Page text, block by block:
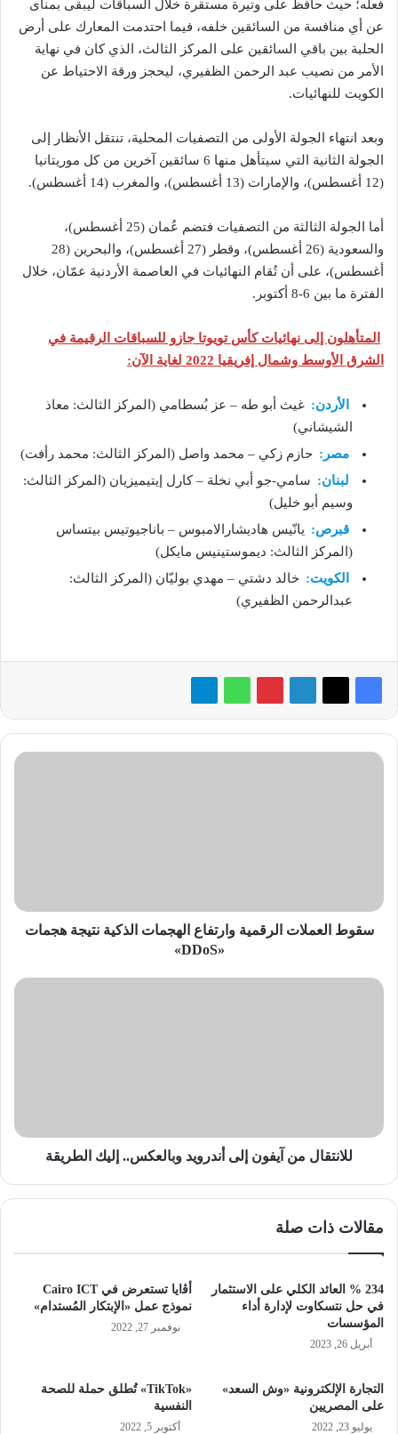
فعله؛ حيث حافظ على وتيرة مستقرة خلال السباقات ليبقى بمنأى
عن أي منافسة من السائقين خلفه، فيما احتدمت المعارك على أرض
الحلبة بين باقي السائقين على المركز الثالث، الذي كان في نهاية
الأمر من نصيب عبد الرحمن الظفيري، ليحجز ورقة الاحتياط عن
الكويت للنهائيات.
وبعد انتهاء الجولة الأولى من التصفيات المحلية، تنتقل الأنظار إلى
الجولة الثانية التي سيتأهل منها 6 سائقين آخرين من كل موريتانيا
(12 أغسطس)، والإمارات (13 أغسطس)، والمغرب (14 أغسطس).
أما الجولة الثالثة من التصفيات فتضم عُمان (25 أغسطس)،
والسعودية (26 أغسطس)، وقطر (27 أغسطس)، والبحرين (28
أغسطس)، على أن تُقام النهائيات في العاصمة الأردنية عمّان، خلال
الفترة ما بين 6-8 أكتوبر.
المتأهلون إلى نهائيات كأس تويوتا جازو للسباقات الرقيمة في
الشرق الأوسط وشمال إفريقيا 2022 لغاية الآن:
الأردن: غيث أبو طه – عز بُسطامي (المركز الثالث: معاذ
الشيشاني)
مصر: حازم زكي – محمد واصل (المركز الثالث: محمد رأفت)
لبنان: سامي-جو أبي نخلة – كارل إيتيميزيان (المركز الثالث:
وسيم أبو خليل)
قبرص: يانّيس هاديشارالامبوس – باناجيوتيس بيتساس
(المركز الثالث: ديموستينيس مايكل)
الكويت: خالد دشتي – مهدي بوليّان (المركز الثالث:
عبدالرحمن الظفيري)
سقوط
«DDoS»
سقوط العملات الرقمية وارتفاع الهجمات الذكية نتيجة هجمات
«DDoS»
للانتقال
للانتقال من آيفون إلى أندرويد وبالعكس.. إليك الطريقة
مقالات ذات صلة
234 % العائد الكلي على الاستثمار
في حل نتسكاوت لإدارة أداء
المؤسسات
أبريل 26, 2023
أﭬايا تستعرض في Cairo ICT
نموذج عمل «الإبتكار المُستدام»
نوفمبر 27, 2022
التجارة الإلكترونية «وش السعد»
على المصريين
يوليو 23, 2022
«TikTok» تُطلق حملة للصحة
النفسية
أكتوبر 5, 2022